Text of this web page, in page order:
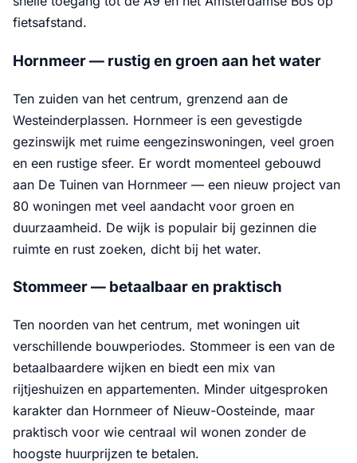
fietsafstand.
Hornmeer — rustig en groen aan het water
Ten zuiden van het centrum, grenzend aan de
Westeinderplassen. Hornmeer is een gevestigde
gezinswijk met ruime eengezinswoningen, veel groen
en een rustige sfeer. Er wordt momenteel gebouwd
aan De Tuinen van Hornmeer — een nieuw project van
80 woningen met veel aandacht voor groen en
duurzaamheid. De wijk is populair bij gezinnen die
ruimte en rust zoeken, dicht bij het water.
Stommeer — betaalbaar en praktisch
Ten noorden van het centrum, met woningen uit
verschillende bouwperiodes. Stommeer is een van de
betaalbaardere wijken en biedt een mix van
rijtjeshuizen en appartementen. Minder uitgesproken
karakter dan Hornmeer of Nieuw-Oosteinde, maar
praktisch voor wie centraal wil wonen zonder de
hoogste huurprijzen te betalen.